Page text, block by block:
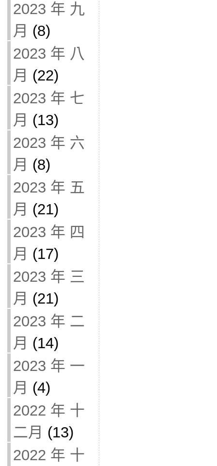
2023 年 九
月 (8)
2023 年 八
月 (22)
2023 年 七
月 (13)
2023 年 六
月 (8)
2023 年 五
月 (21)
2023 年 四
月 (17)
2023 年 三
月 (21)
2023 年 二
月 (14)
2023 年 一
月 (4)
2022 年 十
二月 (13)
2022 年 十